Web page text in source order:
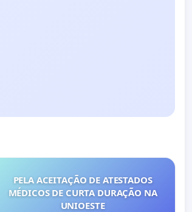
PELA ACEITAÇÃO DE ATESTADOS
MÉDICOS DE CURTA DURAÇÃO NA
UNIOESTE